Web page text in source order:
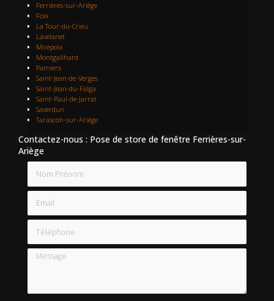
Ferrières-sur-Ariège
Foix
La Tour-du-Crieu
Lavelanet
Mirepoix
Montgailhard
Pamiers
Saint-Jean-de-Verges
Saint-Jean-du-Falga
Saint-Paul-de-Jarrat
Saverdun
Tarascon-sur-Ariège
Contactez-nous : Pose de store de fenêtre Ferrières-sur-
Ariège
Email
Téléphone
Message